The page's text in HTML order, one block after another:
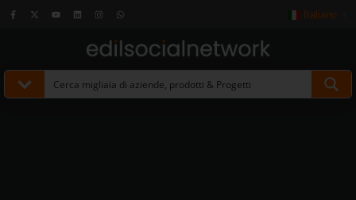
Italiano